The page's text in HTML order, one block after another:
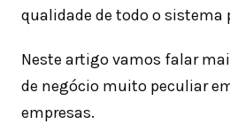
qualidade de todo o sistema
Neste artigo vamos falar
de negócio muito peculiar
empresas.